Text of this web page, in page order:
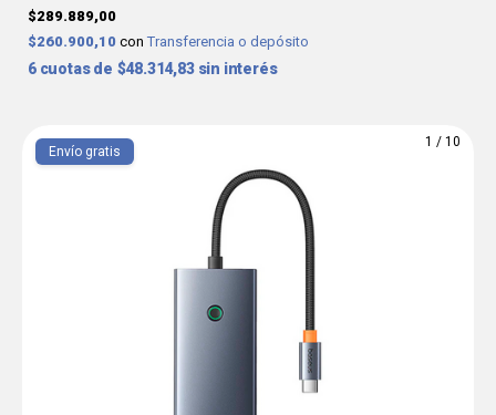
$289.889,00
$260.900,10 con Transferencia o depósito
6 $48.314,83 sin interés
1 / 10
Envío gratis